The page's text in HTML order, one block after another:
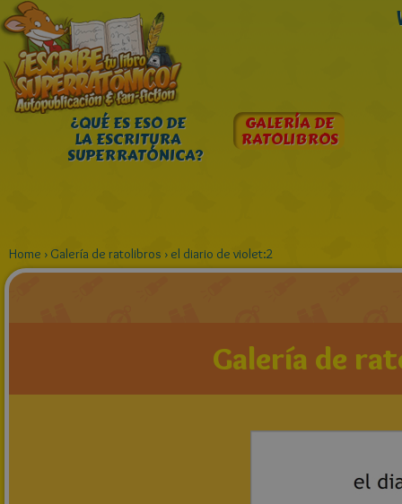
¿QUÉ ES ESO DE
LA ESCRITURA
SUPERRATÓNICA?
GALERÍA DE
RATOLIBROS
Home › Galería de ratolibros › el diario de violet:2
Galería de